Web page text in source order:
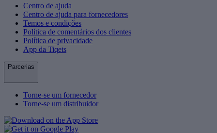
Centro de ajuda
Centro de ajuda para fornecedores
Temos e condições
Política de comentários dos clientes
Política de privacidade
App da Tiqets
Parcerias
Torne-se um fornecedor
Torne-se um distribuidor